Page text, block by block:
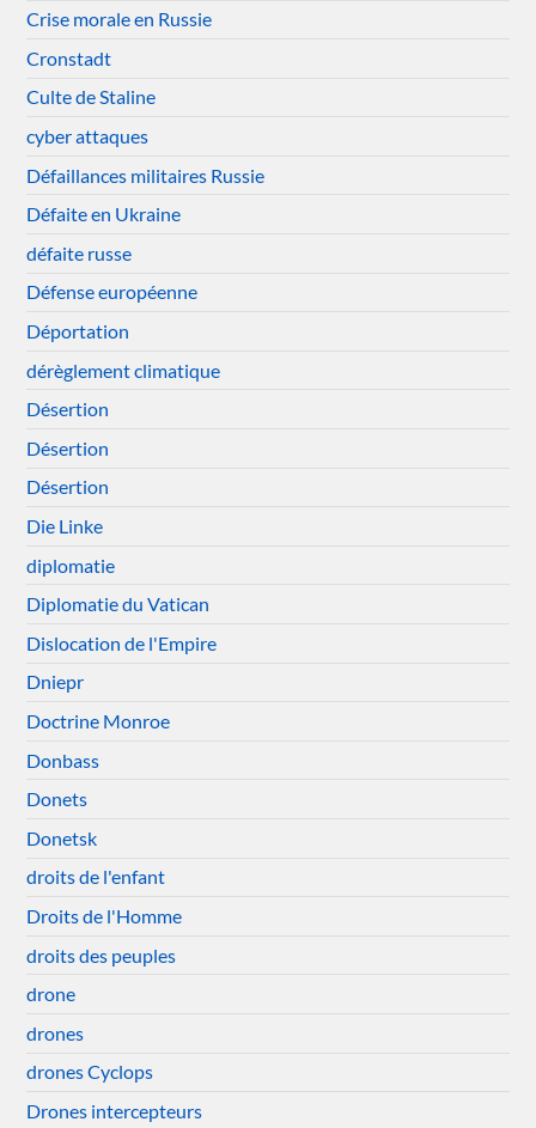
Crise morale en Russie
Cronstadt
Culte de Staline
cyber attaques
Défaillances militaires Russie
Défaite en Ukraine
défaite russe
Défense européenne
Déportation
dérèglement climatique
Désertion
Désertion
Désertion
Die Linke
diplomatie
Diplomatie du Vatican
Dislocation de l'Empire
Dniepr
Doctrine Monroe
Donbass
Donets
Donetsk
droits de l'enfant
Droits de l'Homme
droits des peuples
drone
drones
drones Cyclops
Drones intercepteurs